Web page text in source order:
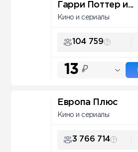
Гарри Поттер и...
Кино и сериалы
104 759
13 ₽
Европа Плюс
Кино и сериалы
3 766 714